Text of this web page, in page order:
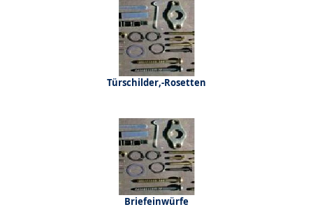
Türschilder,-Rosetten
Briefeinwürfe